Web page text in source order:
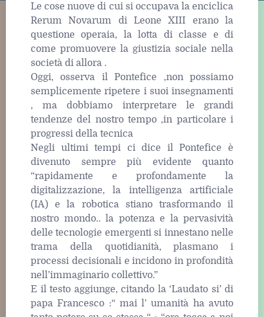
Le cose nuove di cui si occupava la enciclica
Rerum Novarum di Leone XIII erano la
questione operaia, la lotta di classe e di
come promuovere la giustizia sociale nella
società di allora .
Oggi, osserva il Pontefice ,non possiamo
semplicemente ripetere i suoi insegnamenti
, ma dobbiamo interpretare le grandi
tendenze del nostro tempo ,in particolare i
progressi della tecnica
Negli ultimi tempi ci dice il Pontefice è
divenuto sempre più evidente quanto
“rapidamente e profondamente la
digitalizzazione, la intelligenza artificiale
(IA) e la robotica stiano trasformando il
nostro mondo.. la potenza e la pervasività
delle tecnologie emergenti si innestano nelle
trama della quotidianità, plasmano i
processi decisionali e incidono in profondità
nell’immaginario collettivo.”
E il testo aggiunge, citando la ‘Laudato si’ di
papa Francesco :“ mai l’ umanità ha avuto